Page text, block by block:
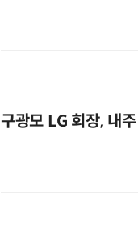
구광모 LG 회장, 내